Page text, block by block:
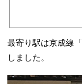
最寄り駅は京成線
しました。